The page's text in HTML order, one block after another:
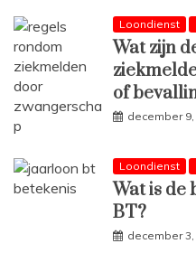
Loondienst
Wat zijn
of
december 9,
Loondienst
Wat is de
BT?
december 3,